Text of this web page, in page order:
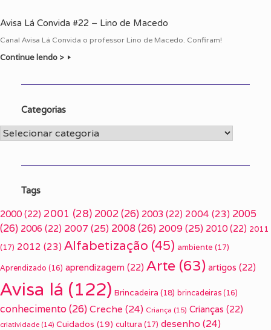
Avisa Lá Convida #22 – Lino de Macedo
Canal Avisa Lá Convida o professor Lino de Macedo. Confiram!
Continue lendo >
Categorias
Categorias
Tags
2000 (22) 2001 (28) 2002(26) 2003 (22) 2004 (23) 2005
(26) 2006 (22) 2007 (25) 2008(26) 2009(25) 2010 (22) 2011
(17) 2012 (23) Alfabetização (45) ambiente (17)
Aprendizado (16) aprendizagem (22) Arte (63) artigos (22)
Avisa lá (122) Brincadeira (18) brincadeiras (16)
conhecimento(26) Creche (24) Criança (15) Crianças (22)
criatividade (14) Cuidados (19) cultura (17) desenho (24)